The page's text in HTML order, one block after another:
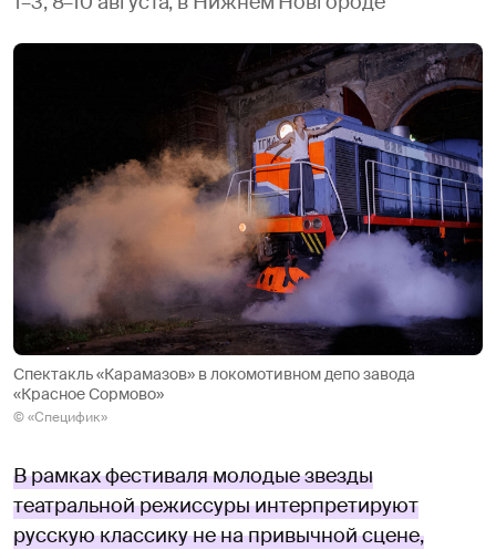
Спектакль «Карамазов» в локомотивном депо завода
«Красное Сормово»
© «Специфик»
В рамках фестиваля молодые звезды
театральной режиссуры интерпретируют
русскую классику не на привычной сцене,